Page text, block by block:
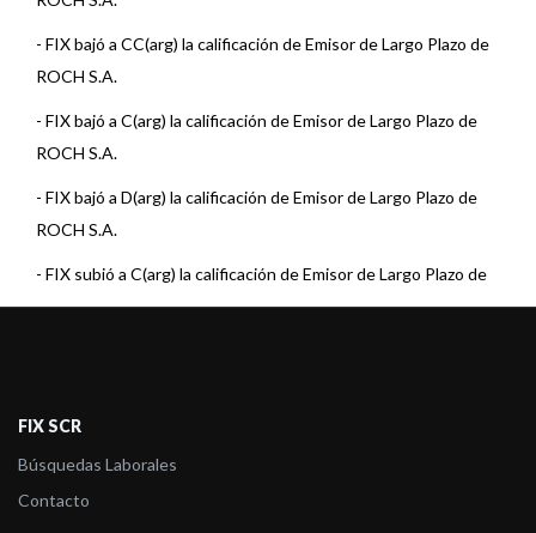
- FIX bajó a CC(arg) la calificación de Emisor de Largo Plazo de
ROCH S.A.
- FIX bajó a C(arg) la calificación de Emisor de Largo Plazo de
ROCH S.A.
- FIX bajó a D(arg) la calificación de Emisor de Largo Plazo de
ROCH S.A.
- FIX subió a C(arg) la calificación de Emisor de Largo Plazo de
ROCH S.A.
-FIX bajó a D(arg) la calificación de Emisor de Largo Plazo de
ROCH S.A.
-FIX subió a C(arg) la calificación de Emisor de Largo Plazo de
FIX SCR
Búsquedas Laborales
Contacto